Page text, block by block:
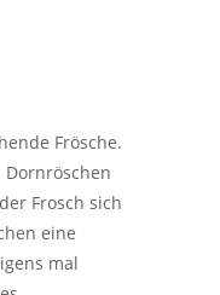
Frösche.
Dornröschen
Frosch sich
eine
mal